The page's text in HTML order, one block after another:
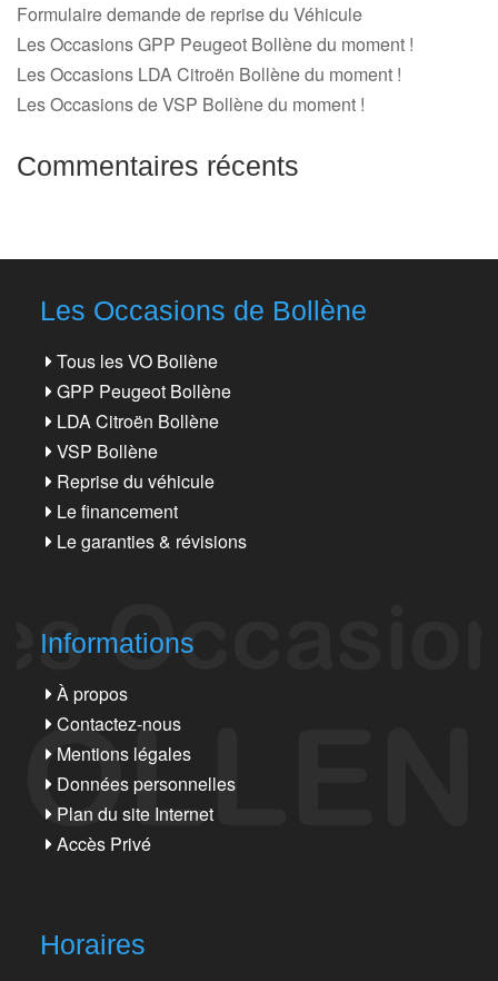
Formulaire demande de reprise du Véhicule
Les Occasions GPP Peugeot Bollène du moment !
Les Occasions LDA Citroën Bollène du moment !
Les Occasions de VSP Bollène du moment !
Commentaires récents
Les Occasions de Bollène
Tous les VO Bollène
GPP Peugeot Bollène
LDA Citroën Bollène
VSP Bollène
Reprise du véhicule
Le financement
Le garanties & révisions
Informations
À propos
Contactez-nous
Mentions légales
Données personnelles
Plan du site Internet
Accès Privé
Horaires